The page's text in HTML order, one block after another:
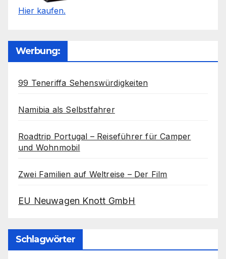
Hier kaufen.
Werbung:
99 Teneriffa Sehenswürdigkeiten
Namibia als Selbstfahrer
Roadtrip Portugal – Reiseführer für Camper
und Wohnmobil
Zwei Familien auf Weltreise – Der Film
EU Neuwagen Knott GmbH
Schlagwörter